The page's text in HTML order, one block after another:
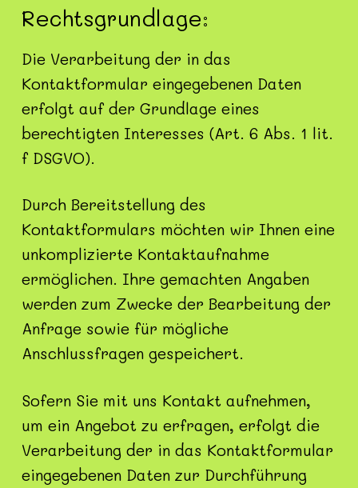
Rechtsgrundlage:
Die Verarbeitung der in das
Kontaktformular eingegebenen Daten
erfolgt auf der Grundlage eines
berechtigten Interesses (Art. 6 Abs. 1 lit.
f DSGVO).
Durch Bereitstellung des
Kontaktformulars möchten wir Ihnen eine
unkomplizierte Kontaktaufnahme
ermöglichen. Ihre gemachten Angaben
werden zum Zwecke der Bearbeitung der
Anfrage sowie für mögliche
Anschlussfragen gespeichert.
Sofern Sie mit uns Kontakt aufnehmen,
um ein Angebot zu erfragen, erfolgt die
Verarbeitung der in das Kontaktformular
eingegebenen Daten zur Durchführung